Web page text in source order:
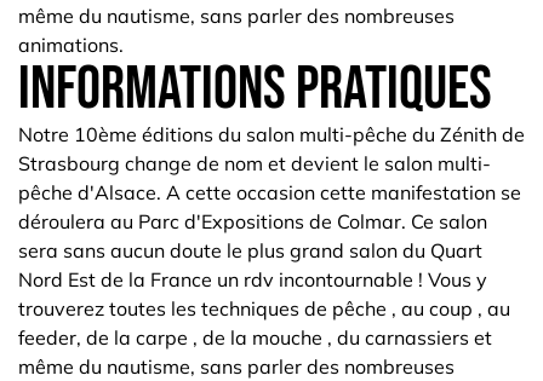
même du nautisme, sans parler des nombreuses
animations.
informations pratiques
Notre 10ème éditions du salon multi-pêche du Zénith de
Strasbourg change de nom et devient le salon multi-
pêche d'Alsace. A cette occasion cette manifestation se
déroulera au Parc d'Expositions de Colmar. Ce salon
sera sans aucun doute le plus grand salon du Quart
Nord Est de la France un rdv incontournable ! Vous y
trouverez toutes les techniques de pêche , au coup , au
feeder, de la carpe , de la mouche , du carnassiers et
même du nautisme, sans parler des nombreuses